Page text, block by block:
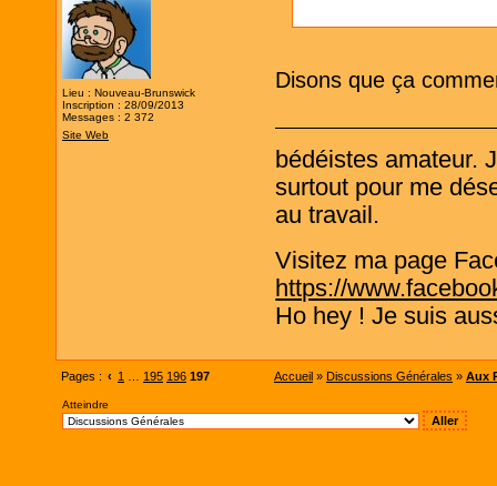
Lieu : Nouveau-Brunswick
Inscription : 28/09/2013
Messages : 2 372
Site Web
Disons que ça
bédéistes amateur.
surtout pour me
au travail.
Visitez ma page
https://
Ho hey ! Je suis
Pages : ‹ 1 … 195 196 197 Accueil » Discussions Générales » Aux
Atteindre